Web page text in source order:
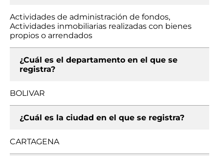
Actividades de administración de fondos,
Actividades inmobiliarias realizadas con bienes
propios o arrendados
¿Cuál es el departamento en el que se
registra?
BOLIVAR
¿Cuál es la ciudad en el que se registra?
CARTAGENA